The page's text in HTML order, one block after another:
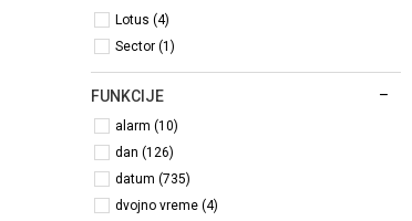
Lotus (4)
Sector (1)
FUNKCIJE
alarm (10)
dan (126)
datum (735)
dvojno vreme (4)